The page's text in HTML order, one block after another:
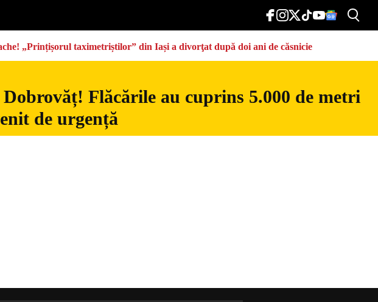
„Prințișorul taximetriștilor” din Iași a divorţat după doi ani de căsnicie
Flăcările au cuprins 5.000 de metri
de urgență